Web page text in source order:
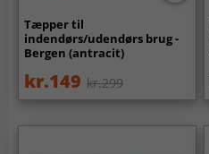
Tæpper til
indendørs/udendørs brug -
Bergen (antracit)
kr.149 kr.299